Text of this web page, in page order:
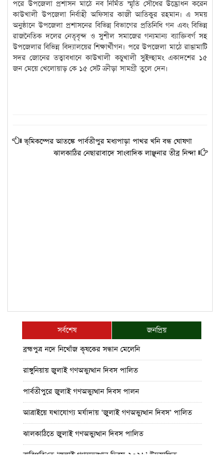
পরে উপজেলা প্রশাসন মাঠে নব নির্মিত স্মৃতি সৌধের উদ্ভোধন করেন
কাউখালী উপজেলা নির্বাহী অফিসার কাজী আতিকুর রহমান। এ সময়
অনুষ্ঠানে উপজেলা প্রশাসনের বিভিন্ন বিভাগের প্রতিনিধি গন এবং বিভিন্ন
রাজনৈতিক দলের নেতৃবৃন্দ ও সুশীল সমাজের গন্যমান্য ব্যাক্তিবর্গ সহ
উপজেলার বিভিন্ন বিদ্যালয়ের শিক্ষার্থীগন। পরে উপজেলা মাঠে রাঙামাটি
সদর জোনের তত্বাবধানে কাউখালী কচুখালী সুইল্হামং একাদশের ১৫
জন মেয়ে খেলোয়াড় কে ১৫ সেট ক্রীড়া সামগ্রী তুলে দেন।
ভূমিকম্পের আতঙ্কে পার্বতীপুর মধ্যপাড়া পাথর খনি বন্ধ ঘোষণা
ঝালকাঠির নেছারাবাদে সাংবাদিক লাঞ্ছনার তীব্র নিন্দা
সর্বশেষ
জনপ্রিয়
ব্রহ্মপুত্র নদে নিখোঁজ কৃষকের সন্ধান মেলেনি
রাঙ্গুনিয়ায় জুলাই গণঅভ্যুত্থান দিবস পালিত
পার্বতীপুরে জুলাই গণঅভ্যুত্থান দিবস পালন
আত্রাইয়ে যথাযোগ্য মর্যাদায় ‘জুলাই গণঅভ্যুত্থান দিবস’ পালিত
ঝালকাঠিতে জুলাই গণঅভ্যুত্থান দিবস পালিত
রাবিপ্রবি’তে ‘জুলাই গণঅভ্যুত্থান দিবস-২০২৬’ উদযাপিত